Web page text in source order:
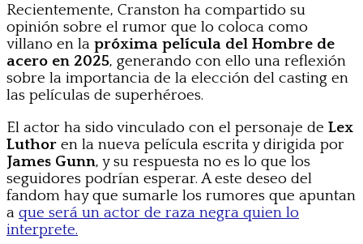
Recientemente, Cranston ha compartido su
opinión sobre el rumor que lo coloca como
villano en la próxima película del Hombre de
acero en 2025, generando con ello una reflexión
sobre la importancia de la elección del casting en
las películas de superhéroes.
El actor ha sido vinculado con el personaje de Lex
Luthor en la nueva película escrita y dirigida por
James Gunn, y su respuesta no es lo que los
seguidores podrían esperar. A este deseo del
fandom hay que sumarle los rumores que apuntan
a que será un actor de raza negra quien lo
interprete.